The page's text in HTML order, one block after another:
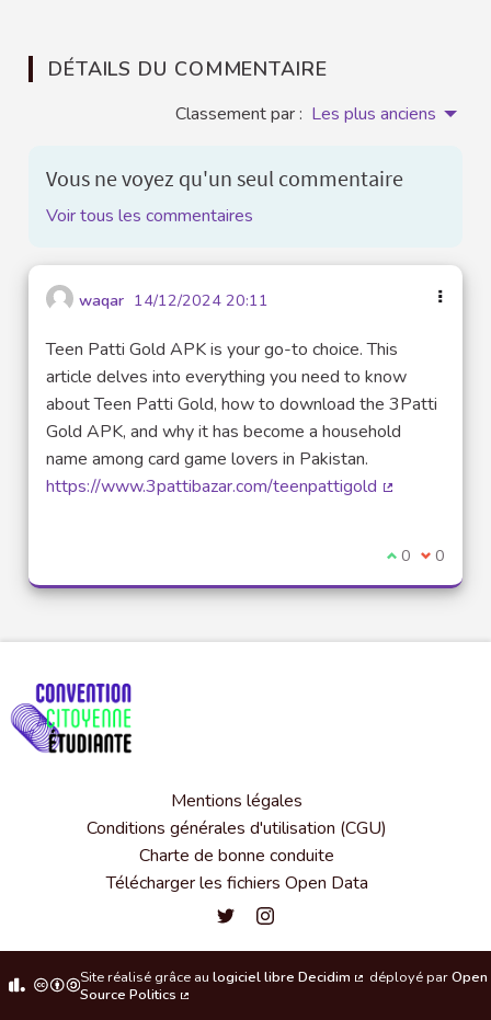
DÉTAILS DU COMMENTAIRE
Classement par : Les plus anciens
Vous ne voyez qu'un seul commentaire
Voir tous les commentaires
waqar 14/12/2024 20:11
Teen Patti Gold APK is your go-to choice. This
article delves into everything you need to know
about Teen Patti Gold, how to download the 3Patti
Gold APK, and why it has become a household
name among card game lovers in Pakistan.
https://www.3pattibazar.com/teenpattigold
Je suis
0 Je ne
0
Mentions légales
Conditions générales d'utilisation (CGU)
Charte de bonne conduite
Télécharger les fichiers Open Data
Convention citoyenne étudiante
Convention citoyenne
Site réalisé grâce au logiciel libre Decidim
(Lien externe)
déployé parOpen
Source Politics